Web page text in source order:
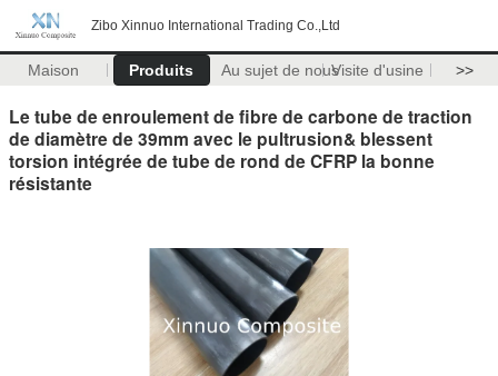
Zibo Xinnuo International Trading Co.,Ltd
Maison Produits Au sujet de nousVisite d'usine >>
Le tube de enroulement de fibre de carbone de traction
de diamètre de 39mm avec le pultrusion& blessent
torsion intégrée de tube de rond de CFRP la bonne
résistante